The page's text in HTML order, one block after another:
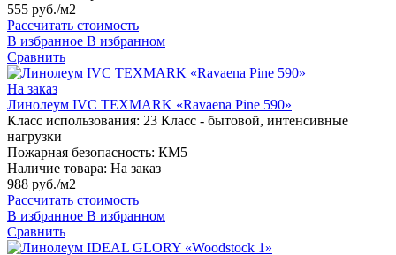
555 руб./м2
Рассчитать стоимость
В избранное В избранном
Сравнить
На заказ
Линолеум IVC TEXMARK «Ravaena Pine 590»
Класс использования: 23 Класс - бытовой, интенсивные
нагрузки
Пожарная безопасность: КМ5
Наличие товара: На заказ
988 руб./м2
Рассчитать стоимость
В избранное В избранном
Сравнить